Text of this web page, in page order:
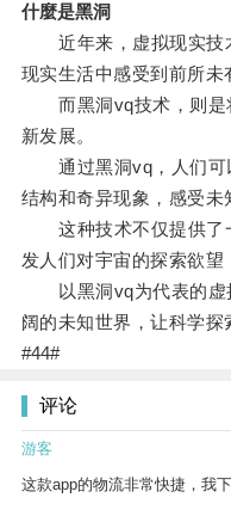
什麼是黑洞
近年来，虚拟现实技
现实生活中感受到前所未
而黑洞vq技术，则是
新发展。
通过黑洞vq，人们可
结构和奇异现象，感受未
这种技术不仅提供了
发人们对宇宙的探索欲望
以黑洞vq为代表的虚
阔的未知世界，让科学探
#44#
评论
游客
这款app的物流非常快捷，我